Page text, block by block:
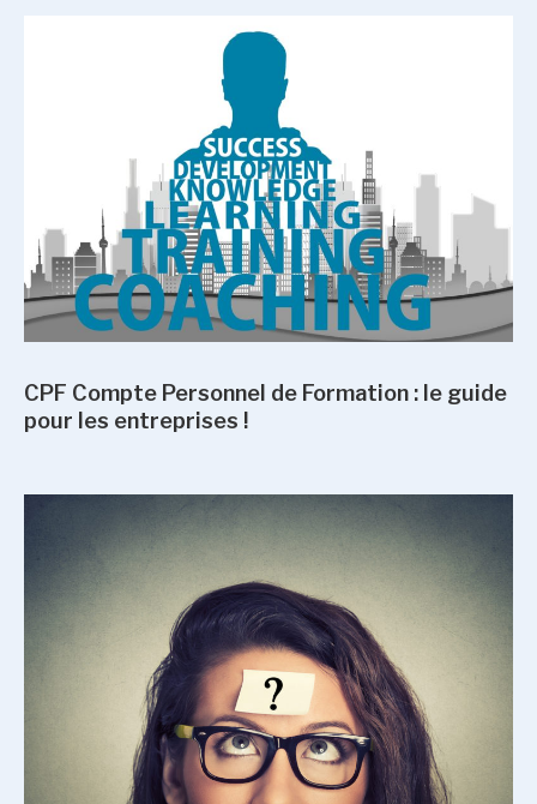
CPF Compte Personnel de Formation : le guide
pour les entreprises !